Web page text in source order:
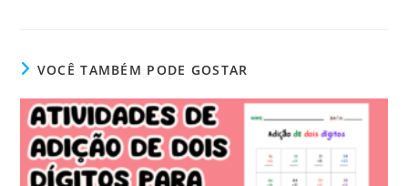
VOCÊ TAMBÉM PODE GOSTAR